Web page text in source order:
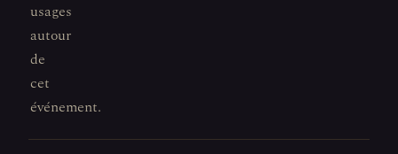
usages
autour
de
cet
événement.